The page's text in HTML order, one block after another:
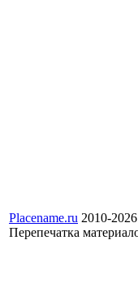
Placename.ru 2010-
Перепечатка